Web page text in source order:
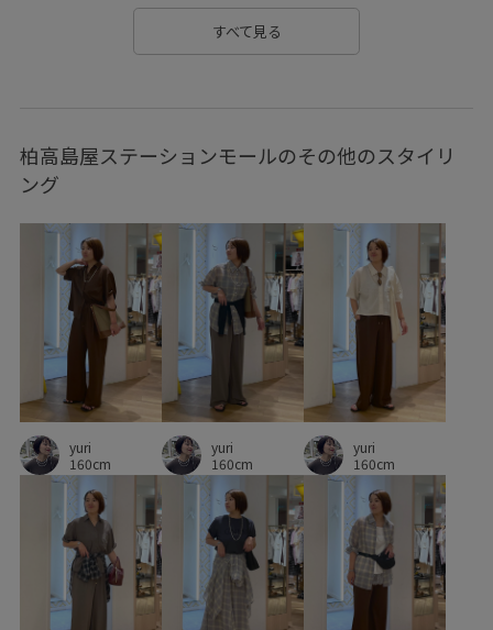
サイズ調整
サマーニット サンダル
シンプル シンプルなニット シンプルコーデ
ジャケット
スッキリ ストラップ ストレスフリー ストレッチ性
セット セットアップ セットアップ対象商品
ソックス タイツ チェーン テーラードジャケット
デイリー使い デニムに合わせる トレンド感
トートバッグ ドライ ドライタッチ ニット
ハイウエスト ハリ感 バンドカラー ビジネスシーン
フェイクレザー フェミニン フラットシューズ
ブラウス ベルト ベーシック ベーシックカラー
ボタンがポイント ポケット付き ポリエステル
すべて見る
柏高島屋ステーションモールのその他のスタイリ
ング
yuri
160cm
yuri
160cm
yuri
160cm